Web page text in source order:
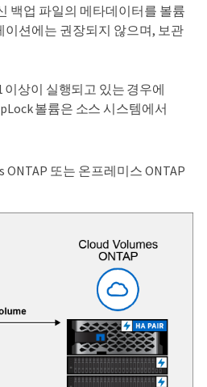
백업 파일의 메타데이터를 볼륨
션에는 권장되지 않으며, 보관
이상이 실행되고 있는 경우에
볼륨은 소스 시스템에서
또는 온프레미스 ONTAP